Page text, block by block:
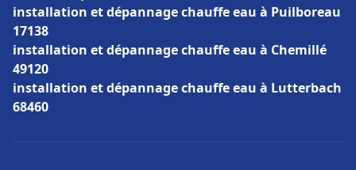
installation et dépannage chauffe eau à Puilboreau
17138
installation et dépannage chauffe eau à Chemillé
49120
installation et dépannage chauffe eau à Lutterbach
68460